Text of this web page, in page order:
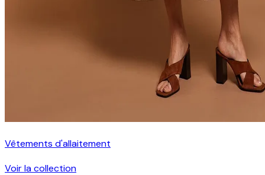
Vêtements d'allaitement
Voir la collection